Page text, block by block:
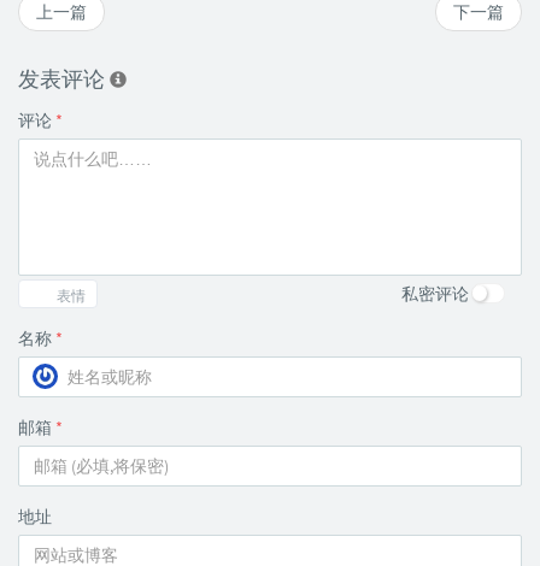
下一篇
上一篇
发表评论
评论 *
表情 私密评论
名称 *
邮箱 *
地址